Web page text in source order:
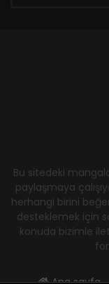
Bu sitedeki
paylaşmaya
herhangi birini
desteklemek için
konuda bizimle